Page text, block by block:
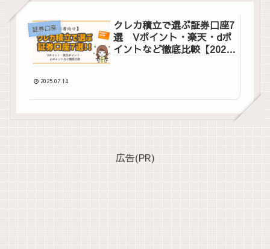
証券口座
クレカ積立で選ぶ証券口座7
選 Vポイント・楽天・dポ
イントなど徹底比較【2025
2025.07.14
広告(PR)